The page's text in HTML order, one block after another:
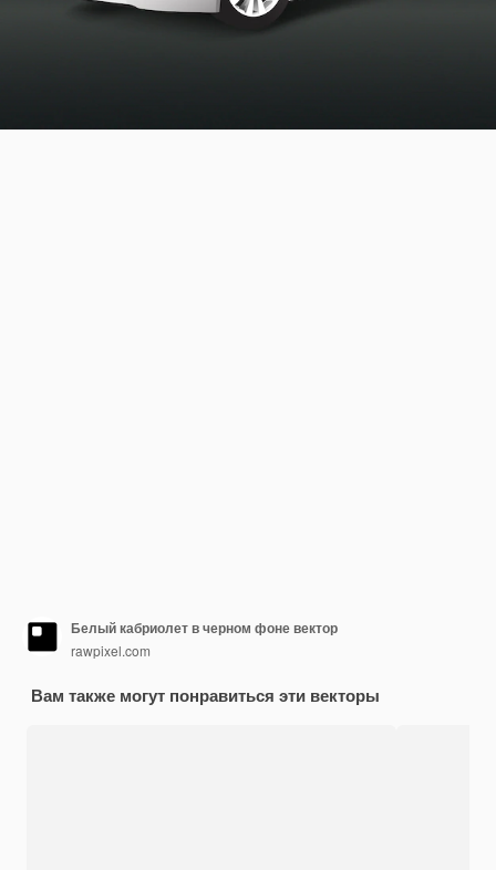
Белый кабриолет в черном фоне вектор
rawpixel.com
Вам также могут понравиться эти векторы